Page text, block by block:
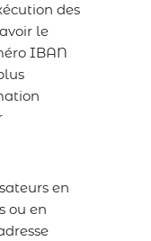
des
le
IBAN
en
ou en